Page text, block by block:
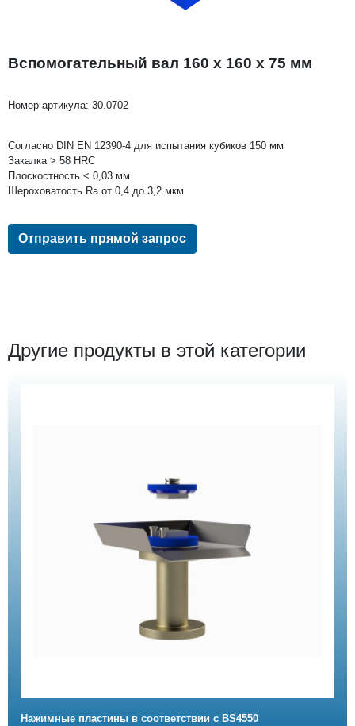
Вспомогательный вал 160 x 160 x 75 мм
Номер артикула: 30.0702
Согласно DIN EN 12390-4 для испытания кубиков 150 мм
Закалка > 58 HRC
Плоскостность < 0,03 мм
Шероховатость Ra от 0,4 до 3,2 мкм
Отправить прямой запрос
Другие продукты в этой категории
Нажимные пластины в соответствии с BS4550